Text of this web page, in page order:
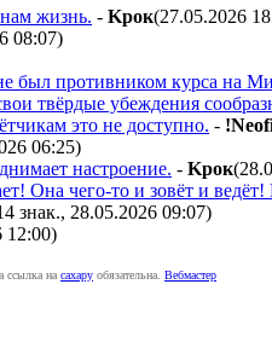
жизнь. - Kpoк(27.05.2026
08:07)
был противником курса на
твёрдые убеждения
это не доступно. -
06:25)
настроение. - Kpoк
Она чего-то и зовёт и
знак., 28.05.2026 09:07)
12:00)
ссылка на caxapу обязательна. Вебмастер